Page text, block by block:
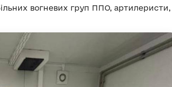
вогневих груп ППО, артилеристи,